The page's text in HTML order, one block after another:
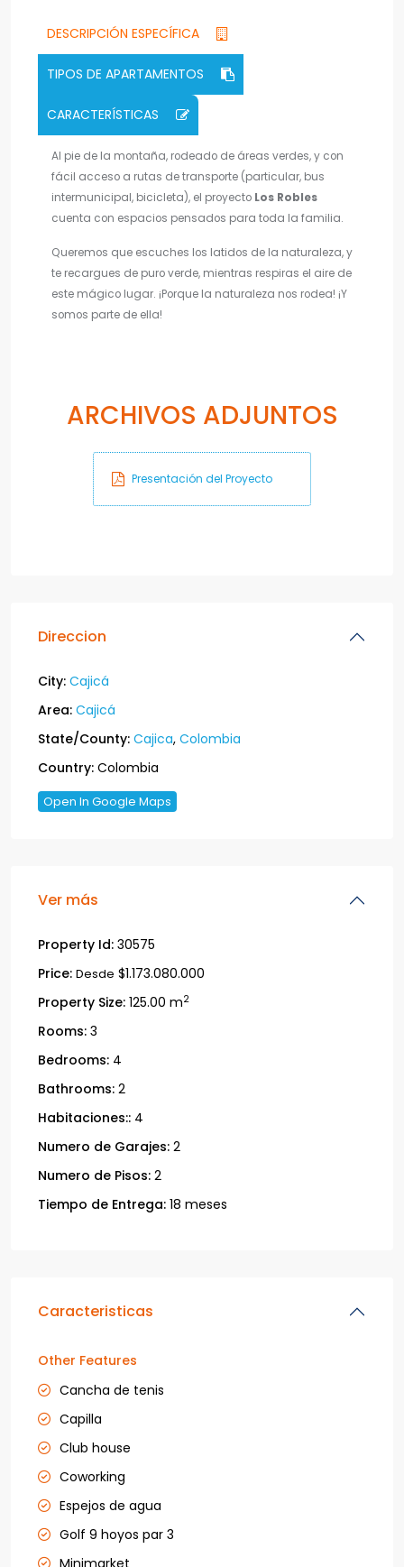
DESCRIPCIÓN ESPECÍFICA
TIPOS DE APARTAMENTOS
CARACTERÍSTICAS
Al pie de la montaña, rodeado de áreas verdes, y con
fácil acceso a rutas de transporte (particular, bus
intermunicipal, bicicleta), el proyecto Los Robles
cuenta con espacios pensados para toda la familia.
Queremos que escuches los latidos de la naturaleza, y
te recargues de puro verde, mientras respiras el aire de
este mágico lugar. ¡Porque la naturaleza nos rodea! ¡Y
somos parte de ella!
ARCHIVOS ADJUNTOS
Presentación del Proyecto
Direccion
City: Cajicá
Area: Cajicá
State/County: Cajica, Colombia
Country: Colombia
Open In Google Maps
Ver más
Property Id: 30575
Price: Desde $1.173.080.000
Property Size: 125.00 m2
Rooms: 3
Bedrooms: 4
Bathrooms: 2
Habitaciones:: 4
Numero de Garajes: 2
Numero de Pisos: 2
Tiempo de Entrega: 18 meses
Caracteristicas
Other Features
Cancha de tenis
Capilla
Club house
Coworking
Espejos de agua
Golf 9 hoyos par 3
Minimarket